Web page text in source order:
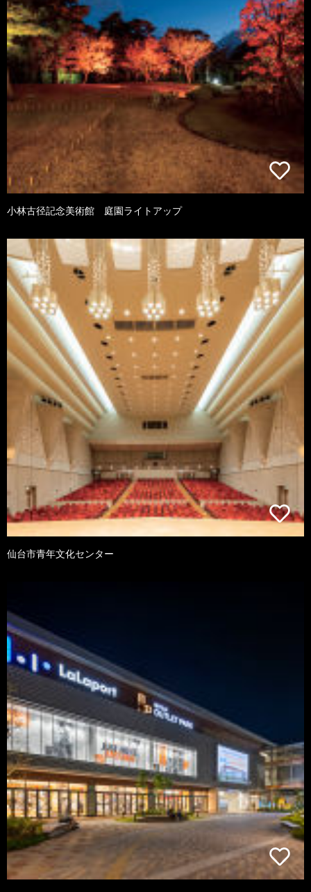
小林古径記念美術館 庭園ライトアップ
仙台市青年文化センター